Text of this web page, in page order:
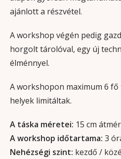
ajánlott a részvétel.
A workshop végén pedig
horgolt tárolóval, egy új
élménnyel.
A workshopon maximum 6
helyek limitáltak.
A táska méretei: 15 cm
A workshop időtartama: 3
Nehézségi szint: kezdő /